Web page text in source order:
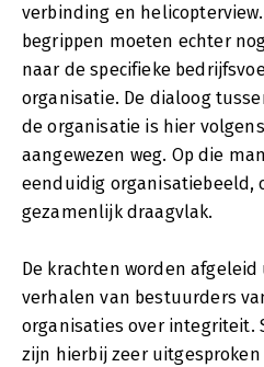
verbinding en
begrippen moeten echter
naar de specifieke
organisatie. De dialoog
de organisatie is hier
aangewezen weg. Op die
eenduidig organisatiebeeld,
gezamenlijk draagvlak.
De krachten worden afgeleid
verhalen van bestuurders
organisaties over integriteit.
zijn hierbij zeer